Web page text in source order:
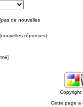
de nouvelles
réponses]
Cette page a